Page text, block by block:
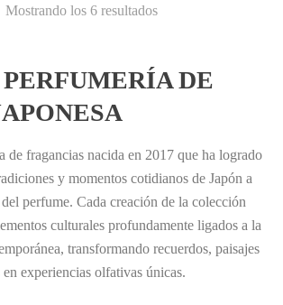
Mostrando los 6 resultadosOrdenado
los DE
de fragancias nacida en 2017 que ha logrado
y momentos cotidianos de Japón a
perfume. Cada creación de la colección
culturales profundamente ligados a la
transformando recuerdos, paisajes
experiencias olfativas únicas.